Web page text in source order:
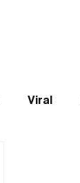
Viral